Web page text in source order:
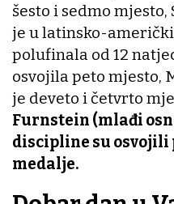
šesto i sedmo mjesto,
je u latinsko-
polufinala od 12
osvojila peto mjesto,
je deveto i četvrto
Furnstein (mlađi
discipline su osvojili
medalje.